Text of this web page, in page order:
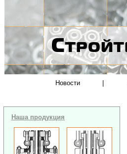
Новости
Наша продукция